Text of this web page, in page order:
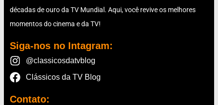
décadas de ouro da TV Mundial. Aqui, você revive os melhores
momentos do cinema e da TV!
Siga-nos no Intagram:
@classicosdatvblog
Clássicos da TV Blog
Contato: